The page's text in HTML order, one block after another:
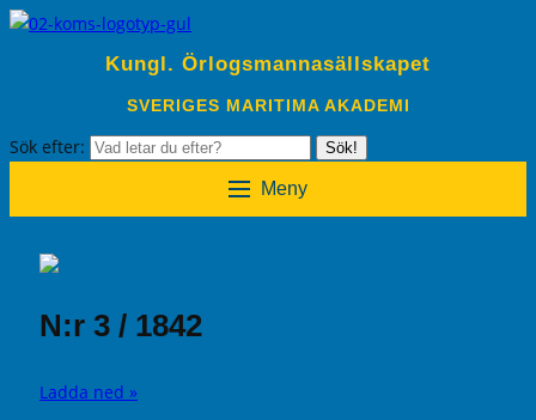
Kungl. Örlogsmannasällskapet
SVERIGES MARITIMA AKADEMI
Sök efter: Sök!
Meny
N:r 3 / 1842
Ladda ned »